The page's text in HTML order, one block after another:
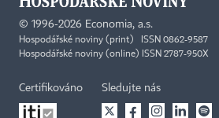
© 1996-2026 Economia, a.s.
Hospodářské noviny (print) ISSN 0862-9587
Hospodářské noviny (online) ISSN 2787-950X
Certifikováno Sledujte nás